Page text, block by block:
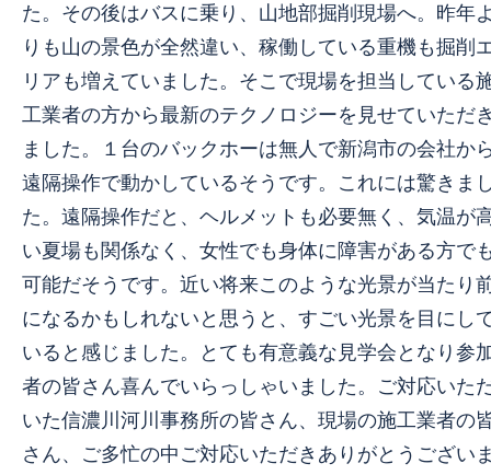
た。その後はバスに乗り、山地部掘削現場へ。昨年
りも山の景色が全然違い、稼働している重機も掘削
リアも増えていました。そこで現場を担当している
工業者の方から最新のテクノロジーを見せていただ
ました。１台のバックホーは無人で新潟市の会社か
遠隔操作で動かしているそうです。これには驚きま
た。遠隔操作だと、ヘルメットも必要無く、気温が
い夏場も関係なく、女性でも身体に障害がある方で
可能だそうです。近い将来このような光景が当たり
になるかもしれないと思うと、すごい光景を目にし
いると感じました。とても有意義な見学会となり参
者の皆さん喜んでいらっしゃいました。ご対応いた
いた信濃川河川事務所の皆さん、現場の施工業者の
さん、ご多忙の中ご対応いただきありがとうござい